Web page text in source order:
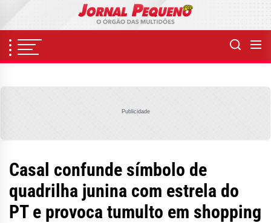
content
Publicidade
Casal confunde símbolo de
quadrilha junina com estrela do
PT e provoca tumulto em shopping